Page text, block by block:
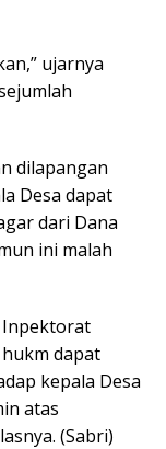
ujarnya
dilapangan
Desa dapat
dari Dana
ini malah
dapat
kepala Desa
atas
(Sabri)